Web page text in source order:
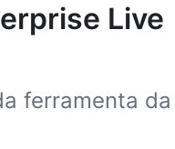
Live
ferramenta da